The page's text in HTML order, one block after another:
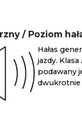
/ Poziom
Hałas
jazdy.
podawany
dwukrotnie